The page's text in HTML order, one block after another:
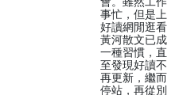
事忙，但是上
好讀網閒逛看
黃河散文已成
一種習慣，直
至發現好讀不
再更新，繼而
停站，再從別